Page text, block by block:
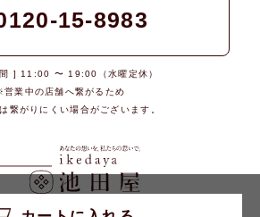
15-8983
] 11:00 〜 19:00（水曜定休）
営業中の店舗へ繋がるため
繋がりにくい場合がございます。